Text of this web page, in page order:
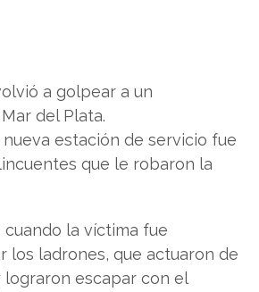
a golpear a un
del Plata.
nueva estación de servicio fue
que le robaron la
cuando la víctima fue
los ladrones, que actuaron de
lograron escapar con el